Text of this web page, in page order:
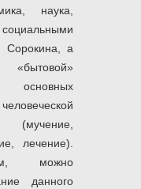
наука,
Сорокина, а
основных
лечение).
можно
данного